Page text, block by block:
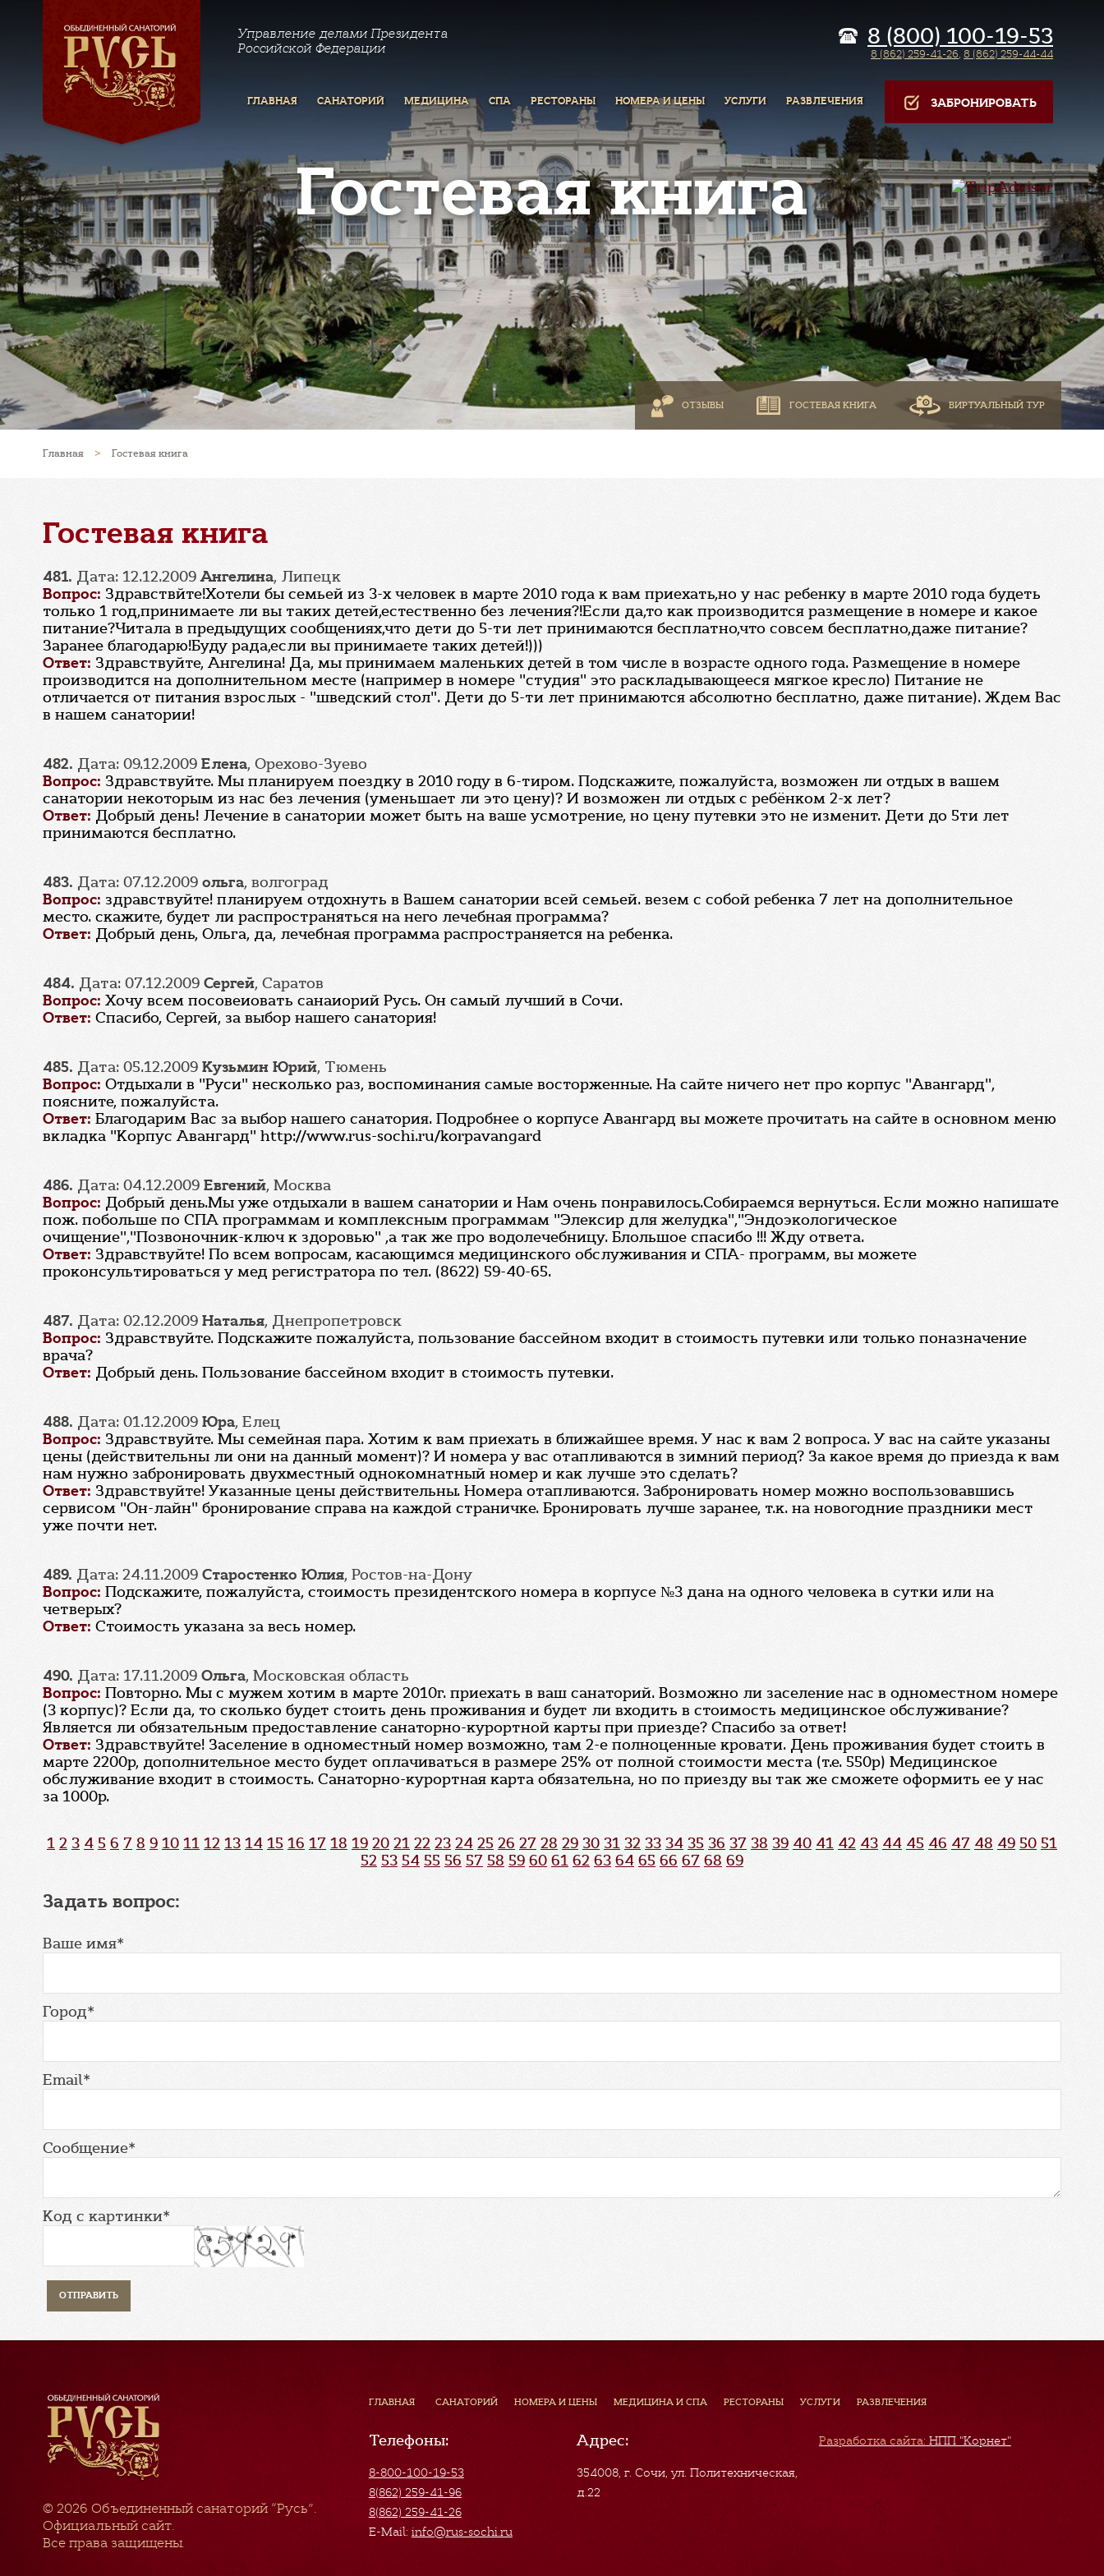
Управление делами Президента
Российской Федерации
8 (800) 100-19-53
8 (862) 259-41-26, 8 (862) 259-44-44
ГЛАВНАЯ САНАТОРИЙ МЕДИЦИНА СПА РЕСТОРАНЫ НОМЕРА И ЦЕНЫ УСЛУГИ РАЗВЛЕЧЕНИЯ ЗАБРОНИРОВАТЬ
Гостевая книга
ОТЗЫВЫ ГОСТЕВАЯ КНИГА ВИРТУАЛЬНЫЙ ТУР
Главная > Гостевая книга
Гостевая книга
481. Дата: 12.12.2009Ангелина, Липецк
Вопрос: Здравствйте!Хотели бы семьей из 3-х человек в марте 2010 года к вам приехать,но у нас ребенку в марте 2010 года будеть
только 1 год,принимаете ли вы таких детей,естественно без лечения?!Если да,то как производится размещение в номере и какое
питание?Читала в предыдущих сообщениях,что дети до 5-ти лет принимаются бесплатно,что совсем бесплатно,даже питание?
Заранее благодарю!Буду рада,если вы принимаете таких детей!)))
Ответ: Здравствуйте, Ангелина! Да, мы принимаем маленьких детей в том числе в возрасте одного года. Размещение в номере
производится на дополнительном месте (например в номере "студия" это раскладывающееся мягкое кресло) Питание не
отличается от питания взрослых - "шведский стол". Дети до 5-ти лет принимаются абсолютно бесплатно, даже питание). Ждем Вас
в нашем санатории!
482. Дата: 09.12.2009 Елена, Орехово-Зуево
Вопрос: Здравствуйте. Мы планируем поездку в 2010 году в 6-тиром. Подскажите, пожалуйста, возможен ли отдых в вашем
санатории некоторым из нас без лечения (уменьшает ли это цену)? И возможен ли отдых с ребёнком 2-х лет?
Ответ: Добрый день! Лечение в санатории может быть на ваше усмотрение, но цену путевки это не изменит. Дети до 5ти лет
принимаются бесплатно.
483. Дата: 07.12.2009 ольга, волгоград
Вопрос: здравствуйте! планируем отдохнуть в Вашем санатории всей семьей. везем с собой ребенка 7 лет на дополнительное
место. скажите, будет ли распространяться на него лечебная программа?
Ответ: Добрый день, Ольга, да, лечебная программа распространяется на ребенка.
484. Дата: 07.12.2009 Сергей, Саратов
Вопрос: Хочу всем посовеиовать санаиорий Русь. Он самый лучший в Сочи.
Ответ: Спасибо, Сергей, за выбор нашего санатория!
485. Дата: 05.12.2009 Кузьмин Юрий, Тюмень
Вопрос: Отдыхали в "Руси" несколько раз, воспоминания самые восторженные. На сайте ничего нет про корпус "Авангард",
поясните, пожалуйста.
Ответ: Благодарим Вас за выбор нашего санатория. Подробнее о корпусе Авангард вы можете прочитать на сайте в основном меню
вкладка "Корпус Авангард" http://www.rus-sochi.ru/korpavangard
486. Дата: 04.12.2009 Eвгений, Москва
Вопрос: Добрый день.Мы уже отдыхали в вашем санатории и Нам очень понравилось.Собираемся вернуться. Если можно напишате
пож. побольше по СПА программам и комплексным программам "Элексир для желудка","Эндоэкологическое
очищение","Позвоночник-ключ к здоровью" ,а так же про водолечебницу. Блольшое спасибо !!! Жду ответа.
Ответ: Здравствуйте! По всем вопросам, касающимся медицинского обслуживания и СПА- программ, вы можете
проконсультироваться у мед регистратора по тел. (8622) 59-40-65.
487. Дата: 02.12.2009 Наталья, Днепропетровск
Вопрос: Здравствуйте. Подскажите пожалуйста, пользование бассейном входит в стоимость путевки или только поназначение
врача?
Ответ: Добрый день. Пользование бассейном входит в стоимость путевки.
488. Дата: 01.12.2009 Юра, Елец
Вопрос: Здравствуйте. Мы семейная пара. Хотим к вам приехать в ближайшее время. У нас к вам 2 вопроса. У вас на сайте указаны
цены (действительны ли они на данный момент)? И номера у вас отапливаются в зимний период? За какое время до приезда к вам
нам нужно забронировать двухместный однокомнатный номер и как лучше это сделать?
Ответ: Здравствуйте! Указанные цены действительны. Номера отапливаются. Забронировать номер можно воспользовавшись
сервисом "Он-лайн" бронирование справа на каждой страничке. Бронировать лучше заранее, т.к. на новогодние праздники мест
уже почти нет.
489. Дата: 24.11.2009 Старостенко Юлия, Ростов-на-Дону
Вопрос: Подскажите, пожалуйста, стоимость президентского номера в корпусе №3 дана на одного человека в сутки или на
четверых?
Ответ: Стоимость указана за весь номер.
490. Дата: 17.11.2009 Ольга, Московская область
Вопрос: Повторно. Мы с мужем хотим в марте 2010г. приехать в ваш санаторий. Возможно ли заселение нас в одноместном номере
(3 корпус)? Если да, то сколько будет стоить день проживания и будет ли входить в стоимость медицинское обслуживание?
Является ли обязательным предоставление санаторно-курортной карты при приезде? Спасибо за ответ!
Ответ: Здравствуйте! Заселение в одноместный номер возможно, там 2-е полноценные кровати. День проживания будет стоить в
марте 2200р, дополнительное место будет оплачиваться в размере 25% от полной стоимости места (т.е. 550р) Медицинское
обслуживание входит в стоимость. Санаторно-курортная карта обязательна, но по приезду вы так же сможете оформить ее у нас
за 1000р.
1 2 3 4 5 6 7 8 9 10 11 12 13 14 15 16 17 18 19 20 21 22 23 24 25 26 27 28 29 30 31 32 33 34 35 36 37 38 39 40 41 42 43 44 45 46 47 48 49 50 51
52 53 54 55 56 57 58 59 60 61 62 63 64 65 66 67 68 69
Задать вопрос:
Ваше имя*
Город*
Email*
Сообщение*
Код с картинки*
© 2026 Объединенный санаторий “Русь”.
Официальный сайт.
Все права защищены.
ГЛАВНАЯ САНАТОРИЙ НОМЕРА И ЦЕНЫ МЕДИЦИНА И СПА РЕСТОРАНЫ УСЛУГИ РАЗВЛЕЧЕНИЯ
Телефоны:
8-800-100-19-53
8(862) 259-41-96
8(862) 259-41-26
E-Mail: info@rus-sochi.ru
Адрес:
354008, г. Сочи,ул. Политехническая,
д.22
Разработка сайта: НПП "Корнет"